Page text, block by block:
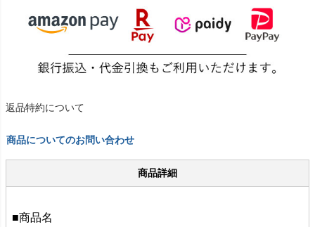
返品特約について
商品についてのお問い合わせ
商品詳細
■商品名